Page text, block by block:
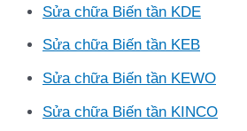
Sửa chữa Biến tần KDE
Sửa chữa Biến tần KEB
Sửa chữa Biến tần KEWO
Sửa chữa Biến tần KINCO